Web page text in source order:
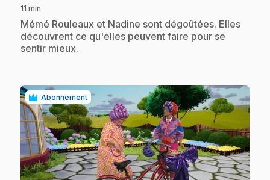
11 min
.Mémé Rouleaux et Nadine sont dégoûtées. Elles
découvrent ce qu'elles peuvent faire pour se
sentir mieux.
Abonnement